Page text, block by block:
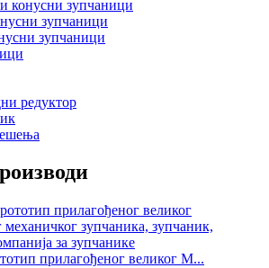
конусни зупчаници
зупчаници
зупчаници
редуктор
прилагођеног великог М...